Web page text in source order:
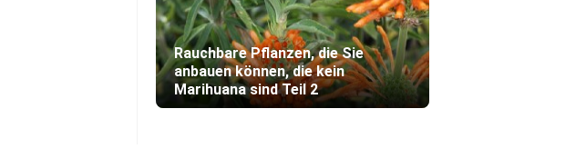
Rauchbare Pflanzen, die Sie
anbauen können, die kein
Marihuana sind Teil 2